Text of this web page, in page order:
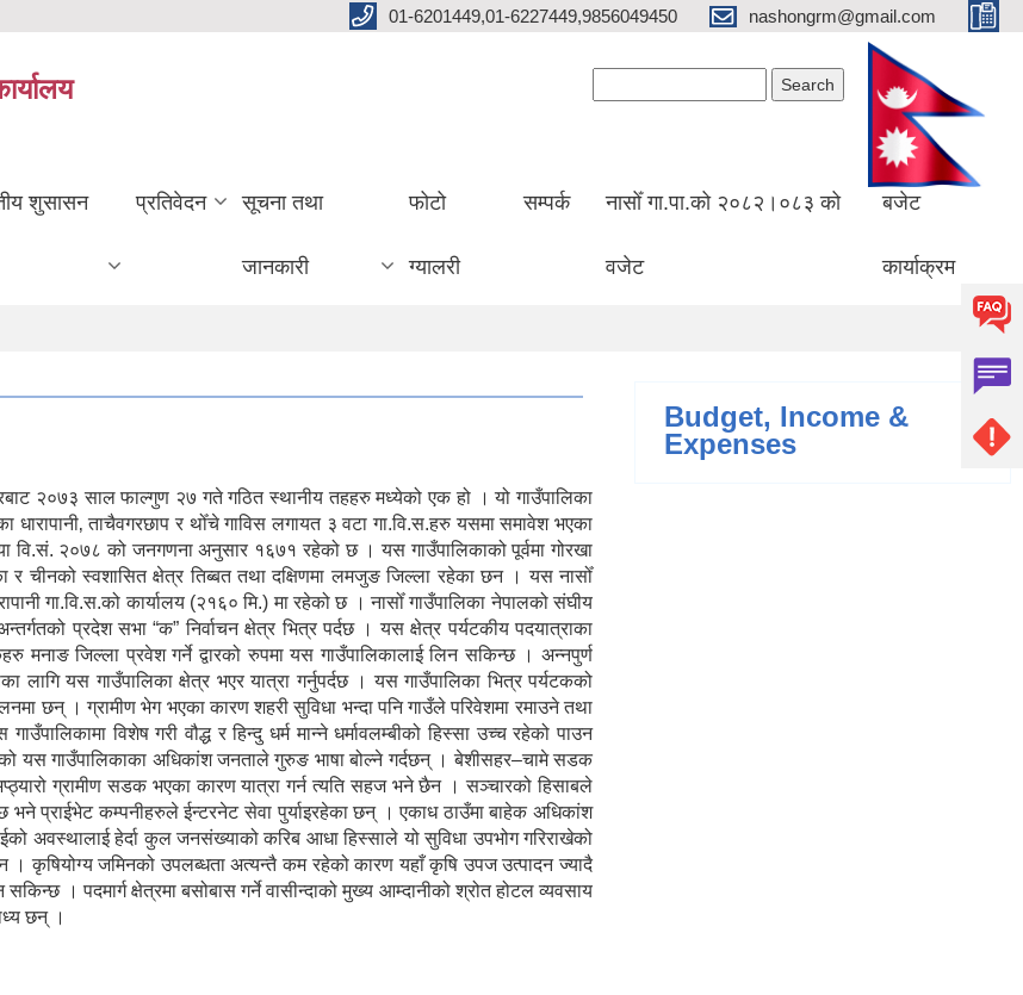
01-6201449,01-6227449,9856049450 nashongrm@gmail.com
शुसासन प्रतिवेदन सूचना तथा
जानकारी
फोटो
ग्यालरी
सम्पर्क नासोँ गा.पा.को २०८२।०८३ को
वजेट
बजेट
कार्याक्रम
२०७३ साल फाल्गुण २७ गते गठित स्थानीय तहहरु मध्येको एक हो । यो गाउँपालिका
ताचैवगरछाप र थोँचे गाविस लगायत ३ वटा गा.वि.स.हरु यसमा समावेश भएका
२०७८ को जनगणना अनुसार १६७१ रहेको छ । यस गाउँपालिकाको पूर्वमा गोरखा
र चीनको स्वशासित क्षेत्र तिब्बत तथा दक्षिणमा लमजुङ जिल्ला रहेका छन । यस नासोँ
गा.वि.स.को कार्यालय (२१६० मि.) मा रहेको छ । नासोँ गाउँपालिका नेपालको संघीय
प्रदेश सभा “क” निर्वाचन क्षेत्र भित्र पर्दछ । यस क्षेत्र पर्यटकीय पदयात्राका
मनाङ जिल्ला प्रवेश गर्ने द्वारको रुपमा यस गाउँपालिकालाई लिन सकिन्छ । अन्नपुर्ण
लागि यस गाउँपालिका क्षेत्र भएर यात्रा गर्नुपर्दछ । यस गाउँपालिका भित्र पर्यटकको
छन् । ग्रामीण भेग भएका कारण शहरी सुविधा भन्दा पनि गाउँले परिवेशमा रमाउने तथा
विशेष गरी वौद्ध र हिन्दु धर्म मान्ने धर्मावलम्बीको हिस्सा उच्च रहेको पाउन
यस गाउँपालिकाका अधिकांश जनताले गुरुङ भाषा बोल्ने गर्दछन् । बेशीसहर–चामे सडक
ग्रामीण सडक भएका कारण यात्रा गर्न त्यति सहज भने छैन । सञ्चारको हिसाबले
प्राईभेट कम्पनीहरुले ईन्टरनेट सेवा पुर्याइरहेका छन् । एकाध ठाउँमा बाहेक अधिकांश
अवस्थालाई हेर्दा कुल जनसंख्याको करिब आधा हिस्साले यो सुविधा उपभोग गरिराखेको
कृषियोग्य जमिनको उपलब्धता अत्यन्तै कम रहेको कारण यहाँ कृषि उपज उत्पादन ज्यादै
। पदमार्ग क्षेत्रमा बसोबास गर्ने वासीन्दाको मुख्य आम्दानीको श्रोत होटल व्यवसाय
छन् ।
Budget, Income &
Expenses